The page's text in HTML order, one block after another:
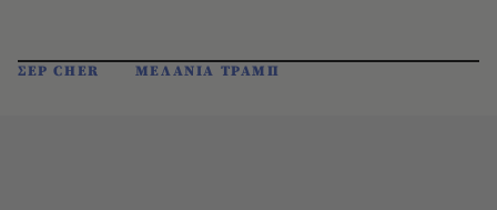
ΣΕΡ CHER ΜΕΛΑΝΙΑ ΤΡΑΜΠ